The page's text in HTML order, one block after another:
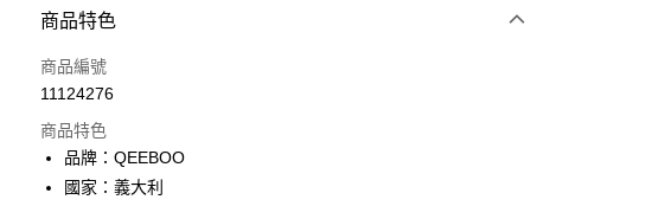
街口支付
悠遊付
Google Pay
商品特色
商品編號
11124276
商品特色
品牌：QEEBOO
國家：義大利